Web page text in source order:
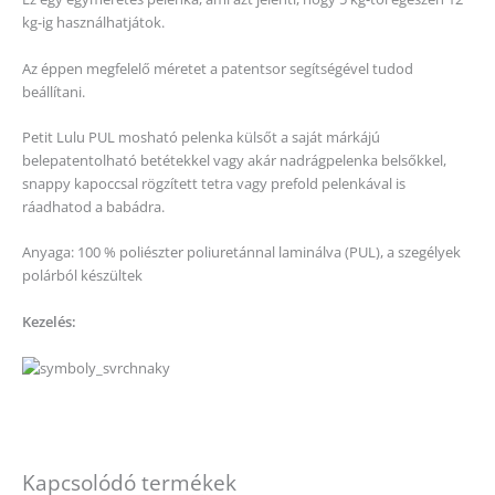
kg-ig használhatjátok.
Az éppen megfelelő méretet a patentsor segítségével tudod
beállítani.
Petit Lulu PUL mosható pelenka külsőt a saját márkájú
belepatentolható betétekkel vagy akár nadrágpelenka belsőkkel,
snappy kapoccsal rögzített tetra vagy prefold pelenkával is
ráadhatod a babádra.
Anyaga: 100 % poliészter poliuretánnal laminálva (PUL), a szegélyek
polárból készültek
Kezelés:
Kapcsolódó termékek